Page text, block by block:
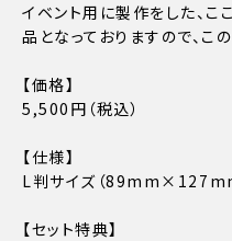
イベント用に製作をした、
品となっておりますので、こ
【価格】
5,500円（税込）
【仕様】
L判サイズ（89mm×127mm
【セット特典】